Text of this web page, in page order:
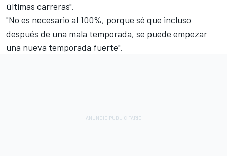
últimas carreras".
"No es necesario al 100%, porque sé que incluso
después de una mala temporada, se puede empezar
una nueva temporada fuerte".